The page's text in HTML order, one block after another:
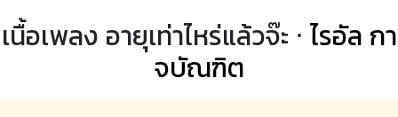
เนื้อเพลง อายุเท่าไหร่แล้วจ๊ะ · ไรอัล กา
จบัณฑิต